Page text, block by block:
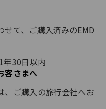
て、ご購入済みのEMD
年30日以内
客さまへ
、ご購入の旅行会社へお